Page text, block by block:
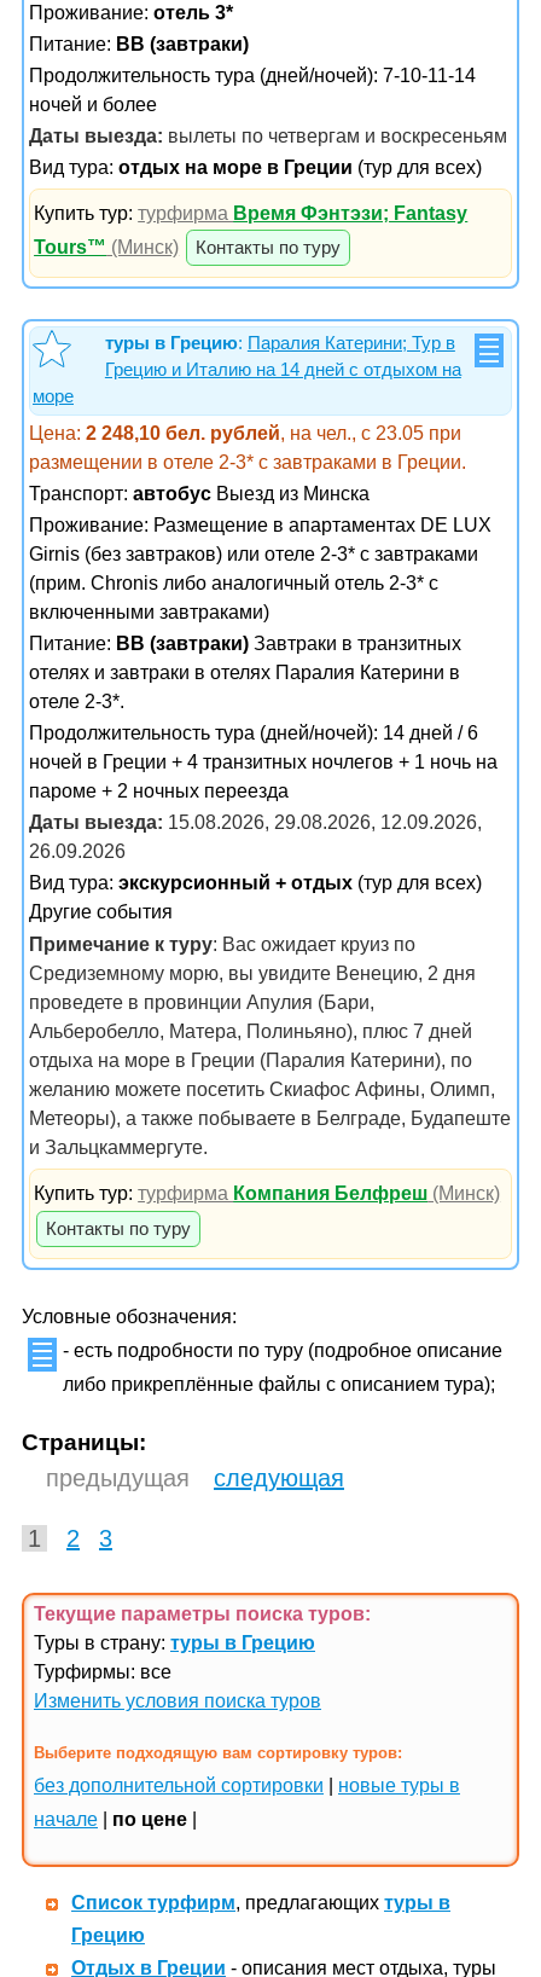
Проживание: отель 3*
Питание: BB (завтраки)
Продолжительность тура (дней/ночей): 7-10-11-14
ночей и более
Даты выезда: вылеты по четвергам и воскресеньям
Вид тура: отдых на море в Греции (тур для всех)
Купить тур:турфирма Время Фэнтэзи; Fantasy
Tours™ (Минск) Контакты по туру
туры в Грецию: Паралия Катерини; Тур в
Грецию и Италию на 14 дней с отдыхом на
море
Цена: 2 248,10 бел. рублей, на чел., с 23.05 при
размещении в отеле 2-3* с завтраками в Греции.
Транспорт: автобус Выезд из Минска
Проживание: Размещение в апартаментах DE LUX
Girnis (без завтраков) или отеле 2-3* с завтраками
(прим. Chronis либо аналогичный отель 2-3* с
включенными завтраками)
Питание: BB (завтраки) Завтраки в транзитных
отелях и завтраки в отелях Паралия Катерини в
отеле 2-3*.
Продолжительность тура (дней/ночей): 14 дней / 6
ночей в Греции + 4 транзитных ночлегов + 1 ночь на
пароме + 2 ночных переезда
Даты выезда: 15.08.2026, 29.08.2026, 12.09.2026,
26.09.2026
Вид тура: экскурсионный + отдых (тур для всех)
Другие события
Примечание к туру: Вас ожидает круиз по
Средиземному морю, вы увидите Венецию, 2 дня
проведете в провинции Апулия (Бари,
Альберобелло, Матера, Полиньяно), плюс 7 дней
отдыха на море в Греции (Паралия Катерини), по
желанию можете посетить Скиафос Афины, Олимп,
Метеоры), а также побываете в Белграде, Будапеште
и Зальцкаммергуте.
Купить тур:турфирма Компания Белфреш (Минск)
Контакты по туру
Условные обозначения:
- есть подробности по туру (подробное описание
либо прикреплённые файлы с описанием тура);
Страницы:
предыдущая следующая
1 2 3
Текущие параметры поиска туров:
Туры в страну: туры в Грецию
Турфирмы: все
Изменить условия поиска туров
Выберите подходящую вам сортировку туров:
без дополнительной сортировки
новые туры в
начале
по цене
Список турфирм, предлагающих туры в
Грецию
Отдых в Греции - описания мест отдыха, туры